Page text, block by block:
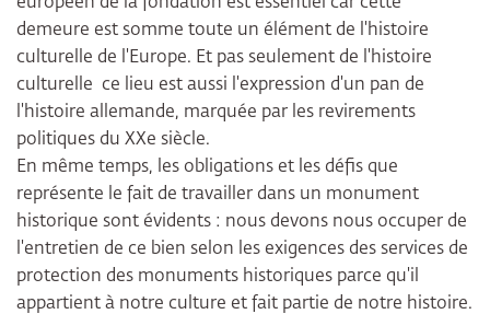
demeure est somme toute un élément de l'histoire
culturelle de l'Europe. Et pas seulement de l'histoire
culturelle ce lieu est aussi l'expression d'un pan de
l'histoire allemande, marquée par les revirements
politiques du XXe siècle.
En même temps, les obligations et les défis que
représente le fait de travailler dans un monument
historique sont évidents : nous devons nous occuper de
l'entretien de ce bien selon les exigences des services de
protection des monuments historiques parce qu'il
appartient à notre culture et fait partie de notre histoire.